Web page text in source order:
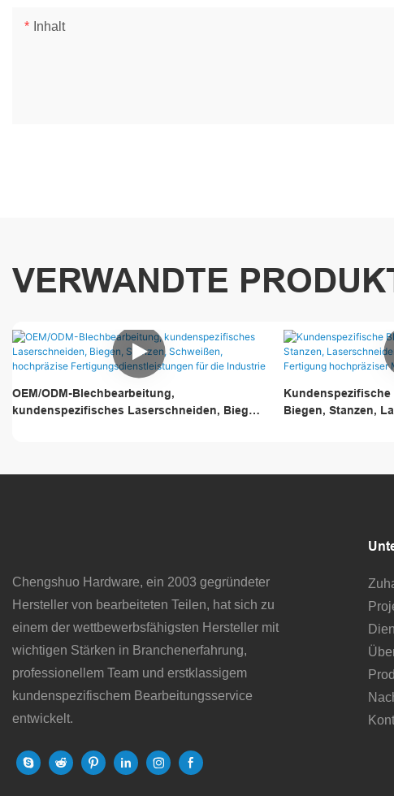
Inhalt
VERWANDTE
OEM/ODM-Blechbearbeitung,
kundenspezifisches Laserschneiden, Biegen,
Kundenspezifische
Biegen, Stanzen,
Chengshuo Hardware, ein 2003 gegründeter
Hersteller von bearbeiteten Teilen, hat sich zu
einem der wettbewerbsfähigsten Hersteller mit
wichtigen Stärken in Branchenerfahrung,
professionellem Team und erstklassigem
kundenspezifischem Bearbeitungsservice
entwickelt.